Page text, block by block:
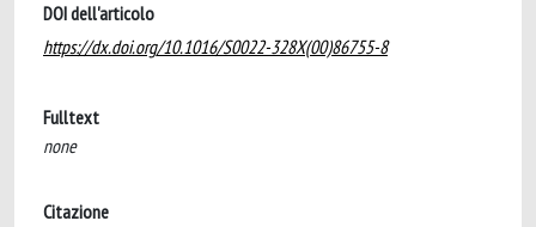
DOI dell'articolo
https://dx.doi.org/10.1016/S0022-328X(00)86755-8
Fulltext
none
Citazione